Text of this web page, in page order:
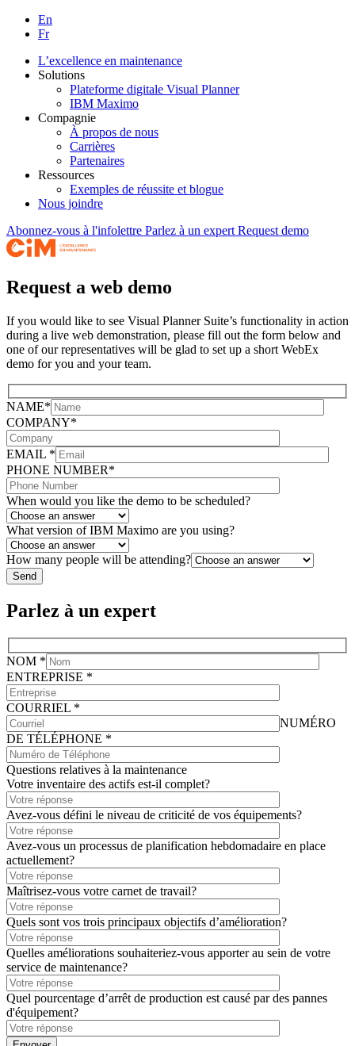
En
Fr
L’excellence en maintenance
Solutions
Plateforme digitale Visual Planner
IBM Maximo
Compagnie
À propos de nous
Carrières
Partenaires
Ressources
Exemples de réussite et blogue
Nous joindre
Abonnez-vous à l'infolettre Parlez à un expert Request demo
Request a web demo
If you would like to see Visual Planner Suite’s functionality in action
during a live web demonstration, please fill out the form below and
one of our representatives will be glad to set up a short WebEx
demo for you and your team.
NAME*
COMPANY*
EMAIL *
PHONE NUMBER*
When would you like the demo to be scheduled?
What version of IBM Maximo are you using?
How many people will be attending?
Parlez à un expert
NOM *
ENTREPRISE *
COURRIEL *
NUMÉRO
DE TÉLÉPHONE *
Questions relatives à la maintenance
Votre inventaire des actifs est-il complet?
Avez-vous défini le niveau de criticité de vos équipements?
Avez-vous un processus de planification hebdomadaire en place
actuellement?
Maîtrisez-vous votre carnet de travail?
Quels sont vos trois principaux objectifs d’amélioration?
Quelles améliorations souhaiteriez-vous apporter au sein de votre
service de maintenance?
Quel pourcentage d’arrêt de production est causé par des pannes
d'équipement?